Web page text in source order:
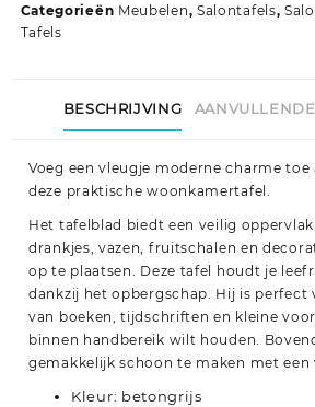
betongrijs
aantal
Categorieën Meubelen, Salontafels,
Tafels
BESCHRIJVING
Voeg een vleugje moderne charme
deze praktische woonkamertafel.
Het tafelblad biedt een veilig
drankjes, vazen, fruitschalen en
op te plaatsen. Deze tafel houdt je
dankzij het opbergschap. Hij is perfect
van boeken, tijdschriften en kleine
binnen handbereik wilt houden.
gemakkelijk schoon te maken met een
Kleur: betongrijs